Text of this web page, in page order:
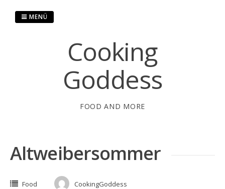
Cooking
Goddess
FOOD AND MORE
MENÜ
Altweibersommer
Food
CookingGoddess